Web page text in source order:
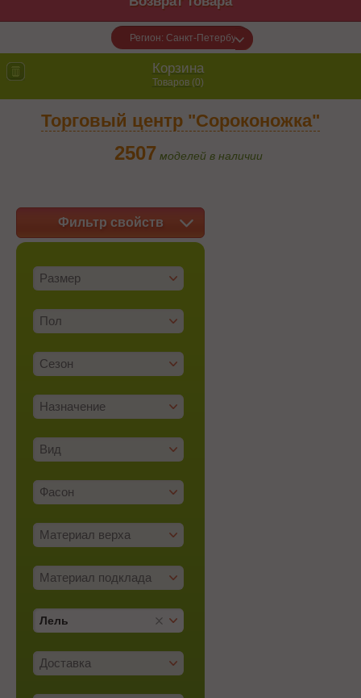
Регион: Санкт-Петербург
Корзина
Товаров (0)
Торговый центр "Сороконожка"
2507 моделей в наличии
Фильтр свойств
Размер
Пол
Сезон
Назначение
Вид
Фасон
Материал верха
Материал подклада
Лель
Доставка